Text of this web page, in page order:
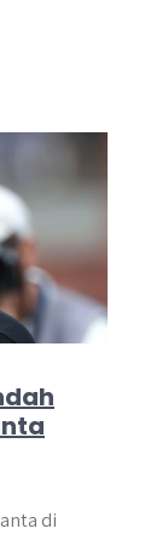
di